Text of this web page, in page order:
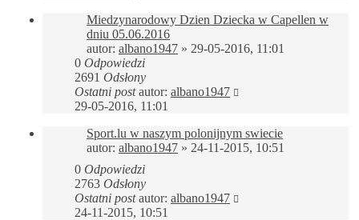
Miedzynarodowy Dzien Dziecka w Capellen w
dniu 05.06.2016
autor: albano1947 » 29-05-2016, 11:01
0 Odpowiedzi
2691 Odsłony
Ostatni postautor: albano1947
29-05-2016, 11:01
Sport.lu w naszym polonijnym swiecie
autor: albano1947 » 24-11-2015, 10:51
0 Odpowiedzi
2763 Odsłony
Ostatni postautor: albano1947
24-11-2015, 10:51